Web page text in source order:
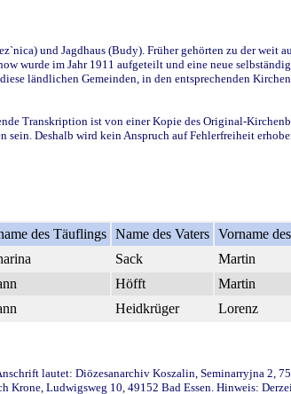
und Jagdhaus (Budy). Früher gehörten zu der weit
wurde im Jahr 1911 aufgeteilt und eine neue
ländlichen Gemeinden, in den entsprechenden
Transkription ist von einer Kopie des Original-
Deshalb wird kein Anspruch auf Fehlerfreiheit
des Täuflings Name des Vaters Vorname
Sack Martin
Höfft Martin
Heidkrüger Lorenz
lautet: Diözesanarchiv Koszalin, Seminarryjna 2,
Ludwigsweg 10, 49152 Bad Essen. Hinweis: